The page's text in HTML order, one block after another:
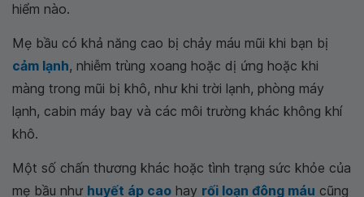
hiểm nào.
Mẹ bầu có khả năng cao bị chảy máu mũi khi bạn bị
cảm lạnh, nhiễm trùng xoang hoặc dị ứng hoặc khi
màng trong mũi bị khô, như khi trời lạnh, phòng máy
lạnh, cabin máy bay và các môi trường khác không khí
khô.
Một số chấn thương khác hoặc tình trạng sức khỏe của
mẹ bầu như huyết áp cao hay rối loạn đông máu cũng